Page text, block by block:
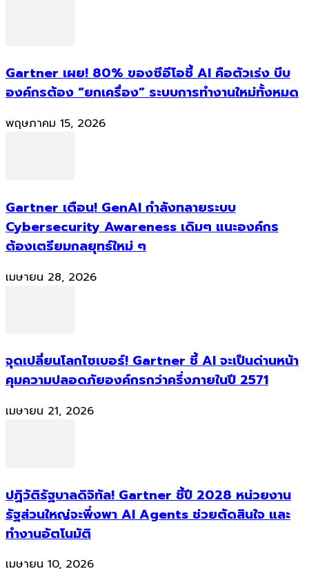
Gartner เผย! 80% ของซีอีโอชี้ AI คือตัวเร่ง บีบ
องค์กรต้อง “ยกเครื่อง” ระบบการทำงานใหม่ทั้งหมด
พฤษภาคม 15, 2026
Gartner เตือน! GenAI กำลังทลายระบบ
Cybersecurity Awareness เดิมๆ แนะองค์กร
ต้องเตรียมกลยุทธ์ใหม่ ๆ
เมษายน 28, 2026
จุดเปลี่ยนโลกไซเบอร์! Gartner ชี้ AI จะเป็นด่านหน้า
คุมความปลอดภัยองค์กรกว่าครึ่งภายในปี 2571
เมษายน 21, 2026
ปฏิวัติรัฐบาลดิจิทัล! Gartner ชี้ปี 2028 หน่วยงาน
รัฐส่วนใหญ่จะพึ่งพา AI Agents ช่วยตัดสินใจ และ
ทำงานอัตโนมัติ
เมษายน 10, 2026